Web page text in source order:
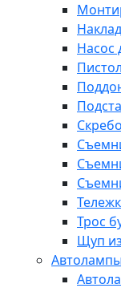
Насос
Трос
Щуп
Автолампы